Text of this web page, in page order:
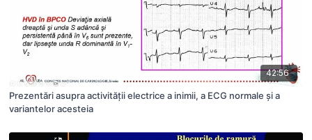
42:56
Prezentări asupra activității electrice a inimii, a ECG normale și a
variantelor acesteia